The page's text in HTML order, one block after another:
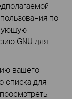
по
GNU для
вашего
списка для